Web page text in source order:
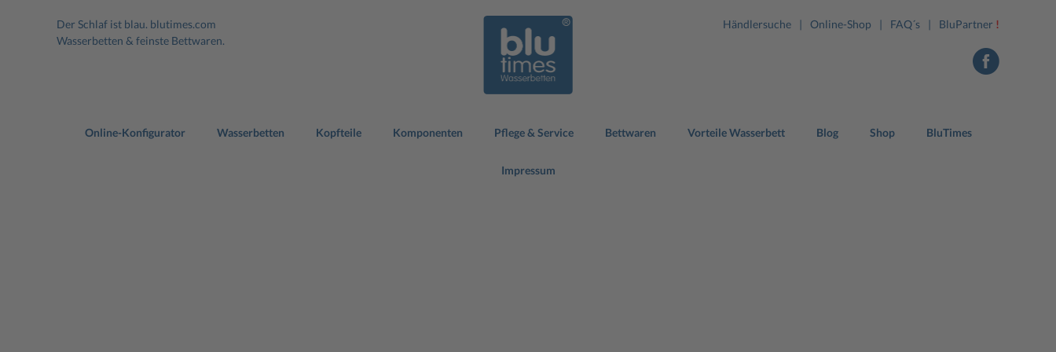
Der Schlaf ist blau. blutimes.com
Wasserbetten & feinste Bettwaren.
Händlersuche Online-Shop FAQ´s BluPartner !
Online-Konfigurator Wasserbetten Kopfteile Komponenten Pflege & Service Bettwaren Vorteile Wasserbett Blog Shop BluTimes
Impressum